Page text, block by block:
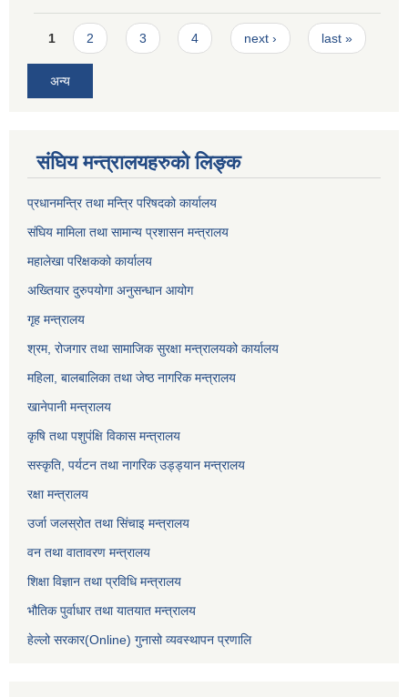
Pages
1 2 3 4 next › last »
अन्य
संघिय मन्त्रालयहरुको लिङ्‍क
प्रधानमन्त्रि तथा मन्त्रि परिषदको कार्यालय
संघिय मामिला तथा सामान्य प्रशासन मन्त्रालय
महालेखा परिक्षकको कार्यालय
अख्तियार दुरुपयोगा अनुसन्धान आयोग
गृह मन्त्रालय
श्रम, रोजगार तथा सामाजिक सुरक्षा मन्त्रालयको कार्यालय
महिला, बालबालिका तथा जेष्ठ नागरिक मन्त्रालय
खानेपानी मन्त्रालय
कृषि तथा पशुपंक्षि विकास मन्त्रालय
सस्कृति, पर्यटन तथा नागरिक उड्ड्यान मन्त्रालय
रक्षा मन्त्रालय
उर्जा जलस्रोत तथा सिंचाइ मन्‍त्रालय
वन तथा वातावरण मन्त्रालय
शिक्षा विज्ञान तथा प्रविधि मन्त्रालय
भौतिक पुर्वाधार तथा यातयात मन्त्रालय
हेल्लो सरकार(Online) गुनासो व्यवस्थापन प्रणालि